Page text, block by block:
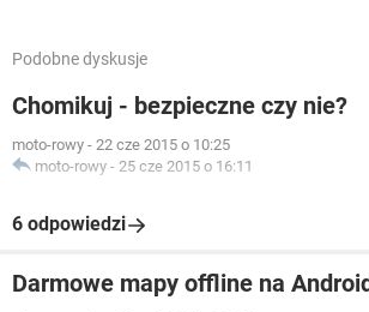
Podobne dyskusje
Chomikuj - bezpieczne czy nie?
moto-rowy - 22 cze 2015 o 10:25
moto-rowy - 25 cze 2015 o 16:11
6 odpowiedzi
Darmowe mapy offline na